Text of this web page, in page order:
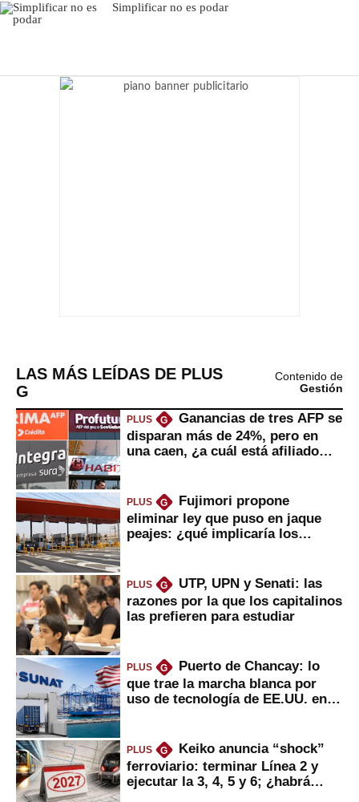
Simplificar no es podar
LAS MÁS LEÍDAS DE PLUS
G
Contenido de
Gestión
PLUS G
Ganancias de tres AFP se
disparan más de 24%, pero en
una caen, ¿a cuál está afiliado
PLUS G
Fujimori propone
eliminar ley que puso en jaque
peajes: ¿qué implicaría los
PLUS G
UTP, UPN y Senati: las
razones por la que los capitalinos
las prefieren para estudiar
PLUS G
Puerto de Chancay: lo
que trae la marcha blanca por
uso de tecnología de EE.UU. en
PLUS G
Keiko anuncia “shock”
ferroviario: terminar Línea 2 y
ejecutar la 3, 4, 5 y 6; ¿habrá